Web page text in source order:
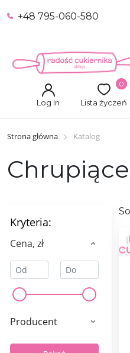
+48 795-060-580
Log In Lista życzeń
0
Strona główna Katalog
Kryteria:
Сena, zł
Producent